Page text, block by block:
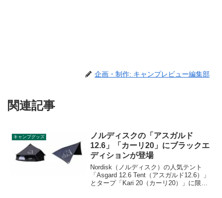
企画・制作: キャンプレビュー編集部
関連記事
キャンプグッズ
ノルディスクの「アスガルド
12.6」「カーリ20」にブラックエ
ディションが登場
Nordisk（ノルディスク）の人気テント
「Asgard 12.6 Tent（アスガルド12.6）」
とタープ「Kari 20（カーリ20）」に限定